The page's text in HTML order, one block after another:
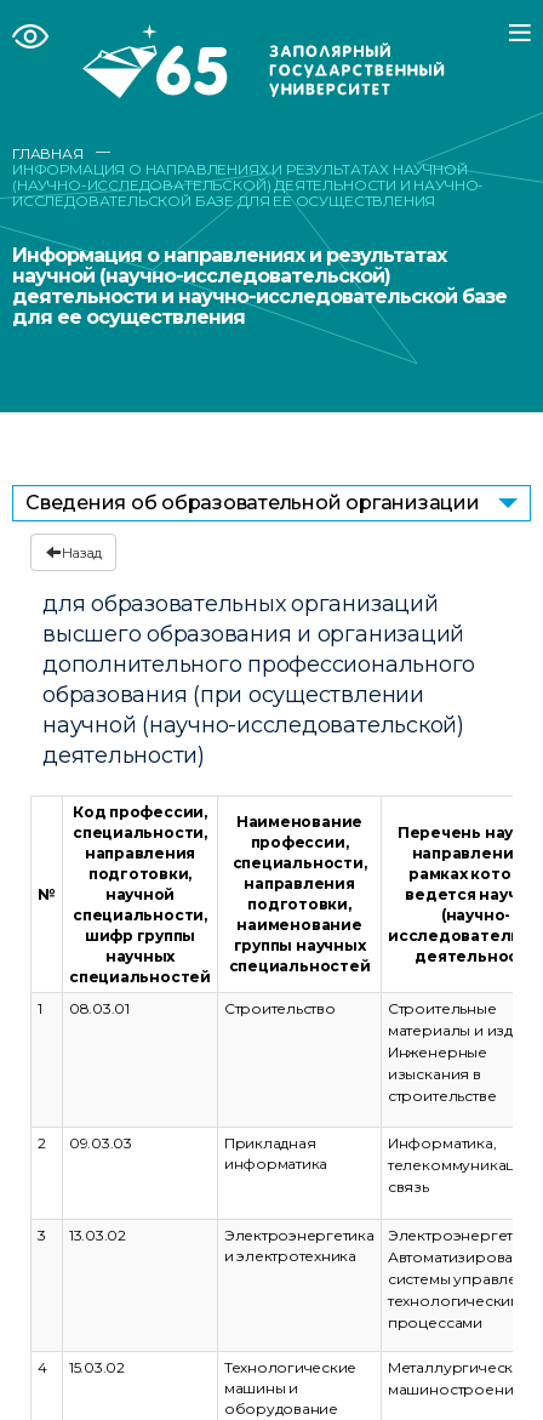
ГЛАВНАЯ
—
ИНФОРМАЦИЯ О НАПРАВЛЕНИЯХ И РЕЗУЛЬТАТАХ НАУЧНОЙ
(НАУЧНО-ИССЛЕДОВАТЕЛЬСКОЙ) ДЕЯТЕЛЬНОСТИ И НАУЧНО-
ИССЛЕДОВАТЕЛЬСКОЙ БАЗЕ ДЛЯ ЕЕ ОСУЩЕСТВЛЕНИЯ
Информация о направлениях и результатах
научной (научно-исследовательской)
деятельности и научно-исследовательской базе
для ее осуществления
Сведения об образовательной организации
Назад
для образовательных организаций
высшего образования и организаций
дополнительного профессионального
образования (при осуществлении
научной (научно-исследовательской)
деятельности)
№
Код профессии,
специальности,
направления
подготовки,
научной
специальности,
шифр группы
научных
специальностей
Наименование
профессии,
специальности,
направления
подготовки,
наименование
группы научных
специальностей
Перечень
направлений, в
рамках которых
ведется
(научно-
деятельность
1 08.03.01 Строительство
Строительные
материалы и
Инженерные
изыскания в
строительстве
2 09.03.03
Прикладная
информатика
Информатика,
телекоммуникации
связь
3 13.03.02
Электроэнергетика
и электротехника
Электроэнергетика.
системы
технологическими
процессами
4 15.03.02
Технологические
машины и
оборудование
Металлургическое
машиностроение